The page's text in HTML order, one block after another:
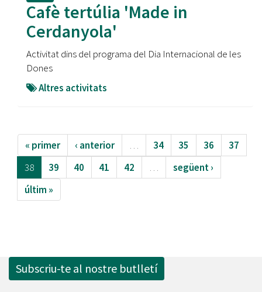
Cafè tertúlia 'Made in
Cerdanyola'
Activitat dins del programa del Dia Internacional de les
Dones
Altres activitats
« primer ‹ anterior … 34 35 36
37
38
39 40 41 42 …
següent ›
últim »
Subscriu-te al nostre butlletí